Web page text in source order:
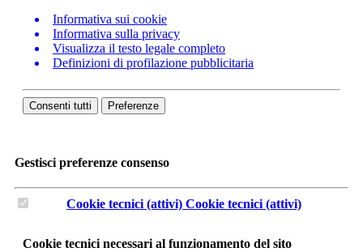
Informativa sui cookie
Informativa sulla privacy
Visualizza il testo legale completo
Definizioni di profilazione pubblicitaria
Consenti tutti Preferenze
Gestisci preferenze consenso
Cookie tecnici (attivi) Cookie tecnici (attivi)
Cookie tecnici necessari al funzionamento del sito